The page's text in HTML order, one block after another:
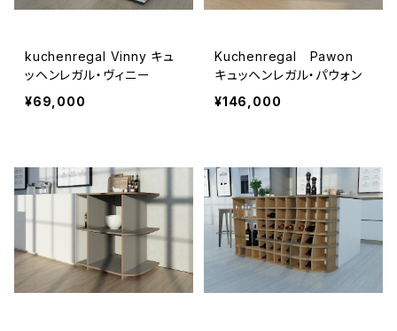
kuchenregal Vinny キュ
ッヘンレガル・ヴィニー
¥69,000
Kuchenregal Pawon
キュッヘンレガル・パウォン
¥146,000